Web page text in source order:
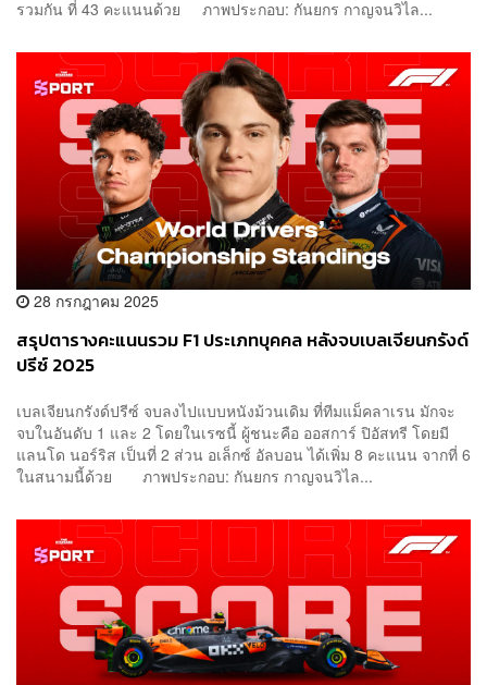
รวมกัน ที่ 43 คะแนนด้วย ภาพประกอบ: กันยกร กาญจนวิไล...
28 กรกฎาคม 2025
สรุปตารางคะแนนรวม F1 ประเภทบุคคล หลังจบเบลเจียนกรังด์
ปรีซ์ 2025
เบลเจียนกรังด์ปรีซ์ จบลงไปแบบหนังม้วนเดิม ที่ทีมแม็คลาเรน มักจะ
จบในอันดับ 1 และ 2 โดยในเรซนี้ ผู้ชนะคือ ออสการ์ ปิอัสทรี โดยมี
แลนโด นอร์ริส เป็นที่ 2 ส่วน อเล็กซ์ อัลบอน ได้เพิ่ม 8 คะแนน จากที่ 6
ในสนามนี้ด้วย ภาพประกอบ: กันยกร กาญจนวิไล...